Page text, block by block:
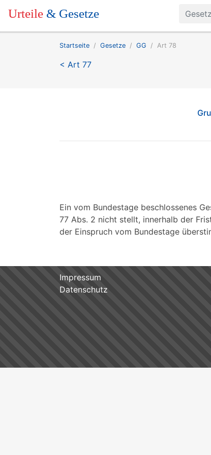
Urteile & Gesetze
Startseite Gesetze GG Art 78
< Art 77
Ein vom Bundestage beschlossenes
77 Abs. 2 nicht stellt, innerhalb der
der Einspruch vom Bundestage
Impressum
Datenschutz